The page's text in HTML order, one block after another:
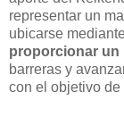
representar un
ubicarse
proporcionar un
barreras y
con el objetivo